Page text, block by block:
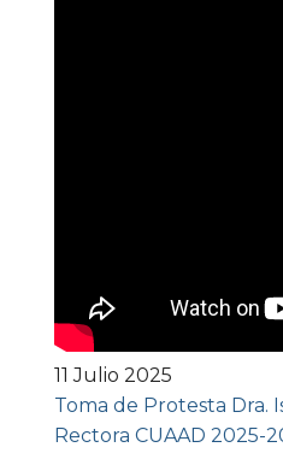
11 Julio 2025
Toma de Protesta Dra.
Rectora CUAAD 2025-